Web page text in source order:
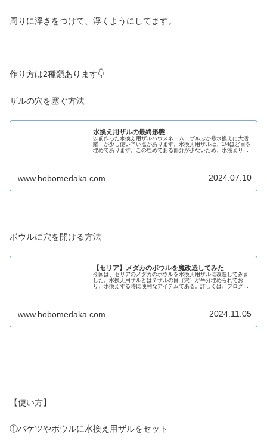
周りに浮きをつけて、浮くようにしてます。
作り方は2種類あります👇
ザルの穴を塞ぐ方法
水換え用ザルの最終形態
以前作った水換え用ザルハウスネーム：ザルぷか😄水換えに大活
躍！が少し使い辛い点があります。水換え用ザルは、1/4ほど目を
埋めてあります。この埋めてある部分が少ないため、水溜まりの
www.hobomedaka.com 2024.07.10
ボウルに穴を開ける方法
【セリア】メダカのボウルを魔改造してみた
今回は、セリアのメダカのボウルを水換え用ザルに改造してみま
した。水換え用ザルとは？ザルの目（穴）が半分埋められてお
り、水換えする時に便利なアイテムである。詳しくは、ブログを
www.hobomedaka.com 2024.11.05
【使い方】
①バケツやボウルに水換え用ザルをセット